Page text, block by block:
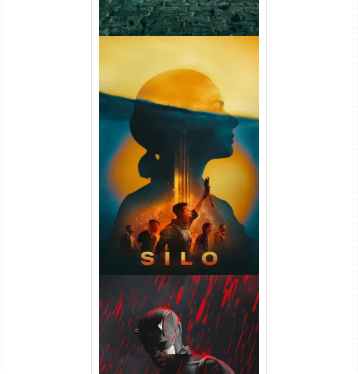
Silo 2ª Temporada (2024)
WEB-DL 1080p Dual Áudio